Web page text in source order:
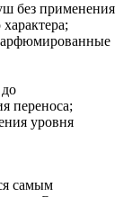
без применения
переноса;
уровня
самым